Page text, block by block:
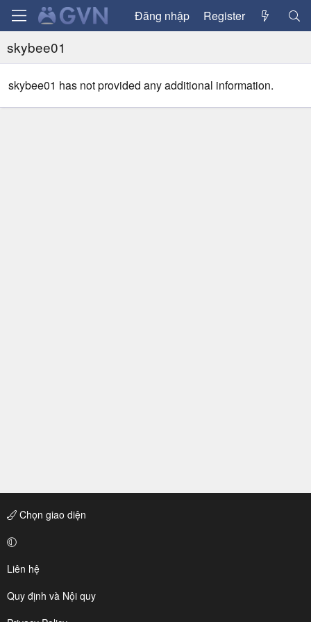
Đăng nhập Register
skybee01
skybee01 has not provided any additional information.
Chọn giao diện
Liên hệ
Quy định và Nội quy